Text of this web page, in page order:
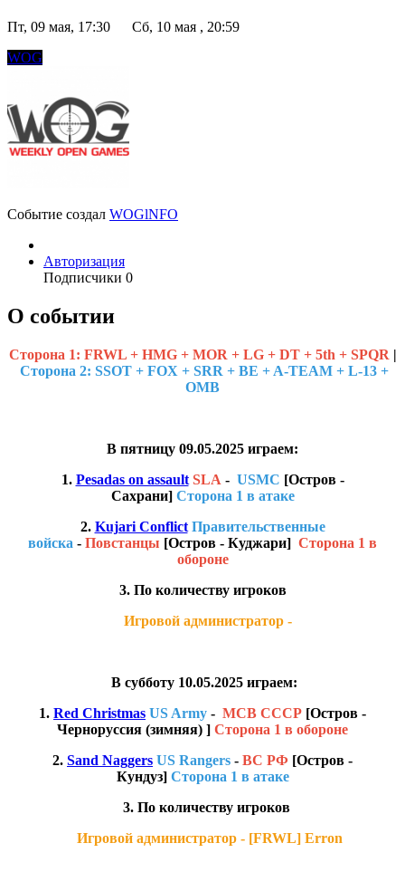
Пт, 09 мая, 17:30
Сб, 10 мая , 20:59
WOG
Событие создал WOGlNFO
Авторизация
Подписчики 0
О событии
Cторона 1: FRWL + HMG + MOR + LG + DT + 5th + SPQR |
Сторона 2: SSOT + FOX + SRR + BE + A-TEAM + L-13 +
OMB
В пятницу 09.05.2025 играем:
1. Pesadas on assault SLA - USMC [Остров -
Сахрани] Сторона 1 в атаке
2. Kujari Conflict Правительственные
войска - Повстанцы [Остров - Куджари] Сторона 1 в
обороне
3. По количеству игроков
Игровой администратор -
В субботу 10.05.2025 играем:
1. Red Christmas US Army - МСВ СССР [Остров -
Черноруссия (зимняя) ] Сторона 1 в обороне
2. Sand Naggers US Rangers - ВС РФ [Остров -
Кундуз] Сторона 1 в атаке
3. По количеству игроков
Игровой администратор - [FRWL] Erron